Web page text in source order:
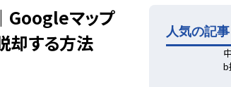
Googleマップ
却する方法
人気の記事
b